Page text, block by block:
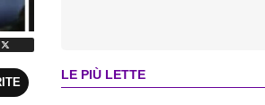
LE PIÙ LETTE